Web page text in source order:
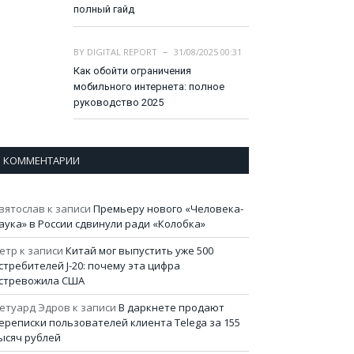
полный гайд
BY DIGITAL REPORT
31/08/2025 00:31
Как обойти ограничения
мобильного интернета: полное
руководство 2025
КОММЕНТАРИИ
к записи Премьеру нового «Человека-
в России сдвинули ради «Колобка»
к записи Китай мог выпустить уже 500
J-20: почему эта цифра
США
Эдров к записи В даркнете продают
пользователей клиента Telega за 155
рублей